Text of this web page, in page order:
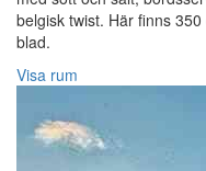
belgisk twist. Här finns
blad.
Visa rum